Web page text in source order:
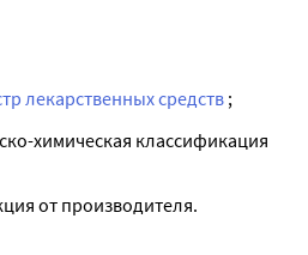
лекарственных средств ;
химическая классификация
от производителя.